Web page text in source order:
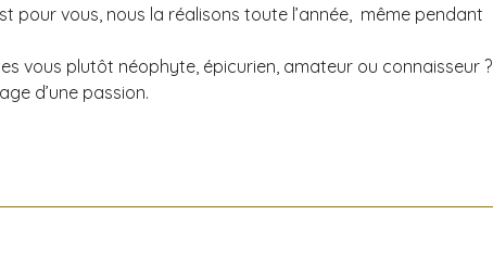
pour vous, nous la réalisons toute l’année, même pendant
vous plutôt néophyte, épicurien, amateur ou connaisseur ?
d’une passion.